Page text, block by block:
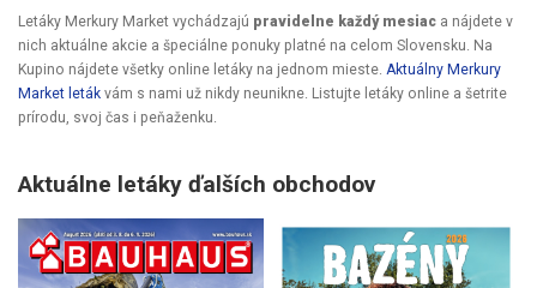
Letáky Merkury Market vychádzajú pravidelne každý mesiac a nájdete v
nich aktuálne akcie a špeciálne ponuky platné na celom Slovensku. Na
Kupino nájdete všetky online letáky na jednom mieste. Aktuálny Merkury
Market leták vám s nami už nikdy neunikne. Listujte letáky online a šetrite
prírodu, svoj čas i peňaženku.
Aktuálne letáky ďalších obchodov